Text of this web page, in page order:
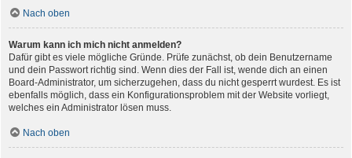
Nach oben
Warum kann ich mich nicht anmelden?
Dafür gibt es viele mögliche Gründe. Prüfe zunächst, ob dein Benutzername
und dein Passwort richtig sind. Wenn dies der Fall ist, wende dich an einen
Board-Administrator, um sicherzugehen, dass du nicht gesperrt wurdest. Es ist
ebenfalls möglich, dass ein Konfigurationsproblem mit der Website vorliegt,
welches ein Administrator lösen muss.
Nach oben